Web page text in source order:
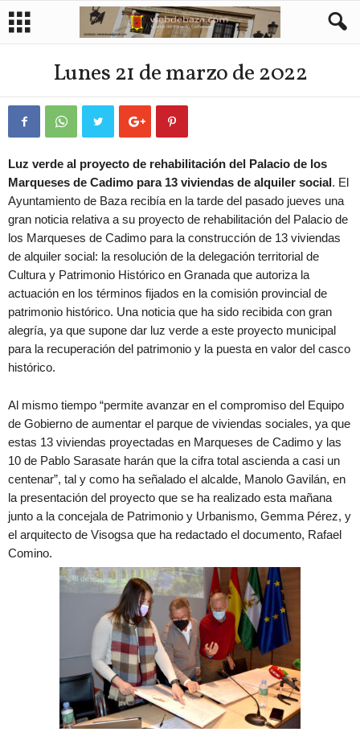
Lunes 21 de marzo de 2022
Luz verde al proyecto de rehabilitación del Palacio de los
Marqueses de Cadimo para 13 viviendas de alquiler social. El
Ayuntamiento de Baza recibía en la tarde del pasado jueves una
gran noticia relativa a su proyecto de rehabilitación del Palacio de
los Marqueses de Cadimo para la construcción de 13 viviendas
de alquiler social: la resolución de la delegación territorial de
Cultura y Patrimonio Histórico en Granada que autoriza la
actuación en los términos fijados en la comisión provincial de
patrimonio histórico. Una noticia que ha sido recibida con gran
alegría, ya que supone dar luz verde a este proyecto municipal
para la recuperación del patrimonio y la puesta en valor del casco
histórico.
Al mismo tiempo “permite avanzar en el compromiso del Equipo
de Gobierno de aumentar el parque de viviendas sociales, ya que
estas 13 viviendas proyectadas en Marqueses de Cadimo y las
10 de Pablo Sarasate harán que la cifra total ascienda a casi un
centenar”, tal y como ha señalado el alcalde, Manolo Gavilán, en
la presentación del proyecto que se ha realizado esta mañana
junto a la concejala de Patrimonio y Urbanismo, Gemma Pérez, y
el arquitecto de Visogsa que ha redactado el documento, Rafael
Comino.